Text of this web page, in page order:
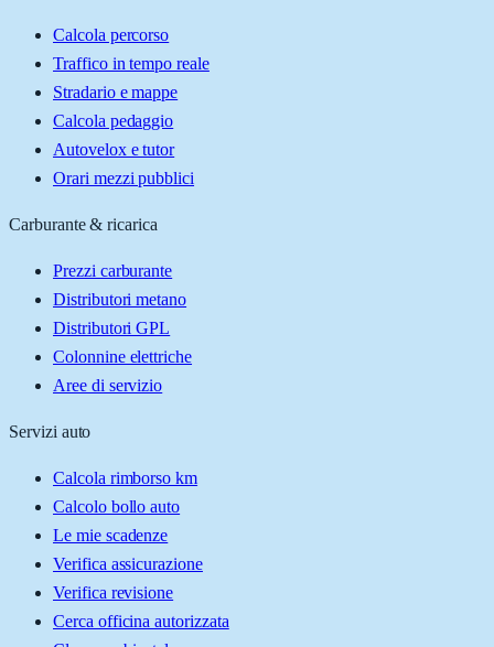
Calcola percorso
Traffico in tempo reale
Stradario e mappe
Calcola pedaggio
Autovelox e tutor
Orari mezzi pubblici
Carburante & ricarica
Prezzi carburante
Distributori metano
Distributori GPL
Colonnine elettriche
Aree di servizio
Servizi auto
Calcola rimborso km
Calcolo bollo auto
Le mie scadenze
Verifica assicurazione
Verifica revisione
Cerca officina autorizzata